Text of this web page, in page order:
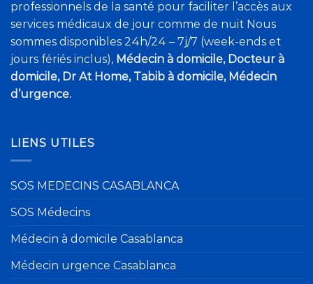
professionnels de la santé pour faciliter l’accès aux
services médicaux de jour comme de nuit Nous
sommes disponibles 24h/24 – 7j/7 (week-ends et
jours fériés inclus), Médecin à domicile, Docteur à
domicile, Dr At Home, Tabib à domicile, Médecin
d’urgence.
LIENS UTILES
SOS MEDECINS CASABLANCA
SOS Médecins
Médecin à domicile Casablanca
Médecin urgence Casablanca